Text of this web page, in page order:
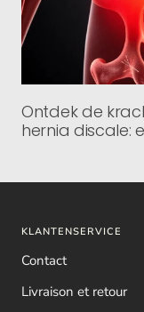
Ontdek de
hernia discale:
KLANTENSERVICE
Contact
Livraison et retour